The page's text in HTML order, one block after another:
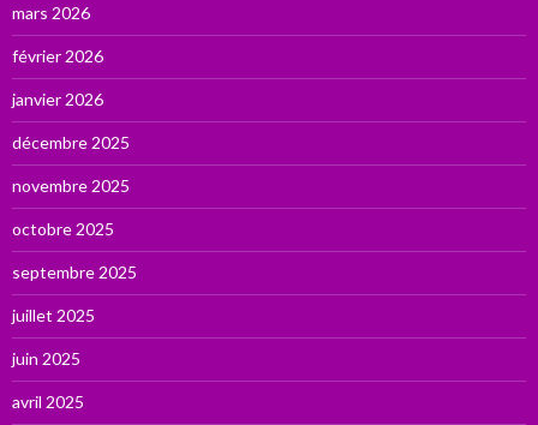
mars 2026
février 2026
janvier 2026
décembre 2025
novembre 2025
octobre 2025
septembre 2025
juillet 2025
juin 2025
avril 2025